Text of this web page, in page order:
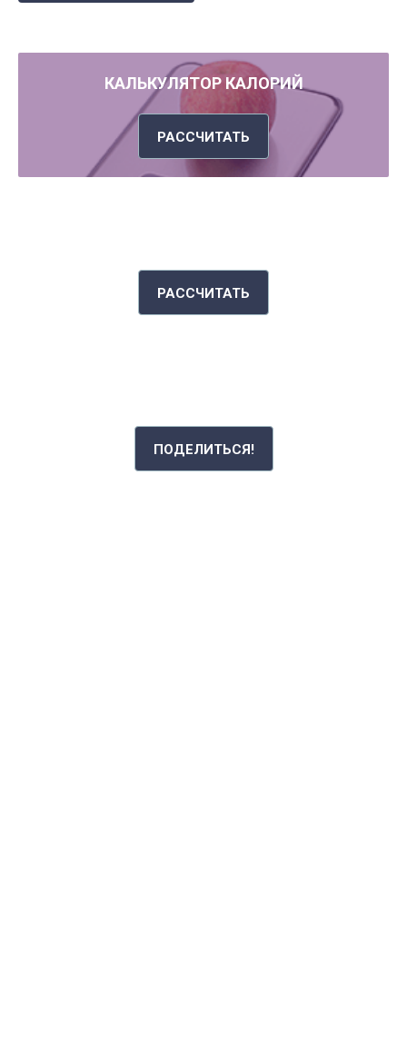
КАЛЬКУЛЯТОР КАЛОРИЙ
РАССЧИТАТЬ
РАССЧИТАТЬ
ПОДЕЛИТЬСЯ!